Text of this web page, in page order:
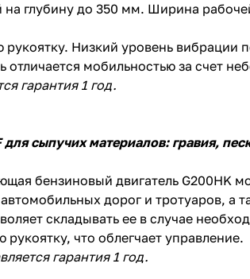
глубину до 350 мм. Ширина
Низкий уровень вибрации
мобильностью за счет
гарантия 1 год.
для сыпучих материалов: гравия,
бензиновый двигатель G200HK
дорог и тротуаров, а
складывать ее в случае
что облегчает управление.
гарантия 1 год.